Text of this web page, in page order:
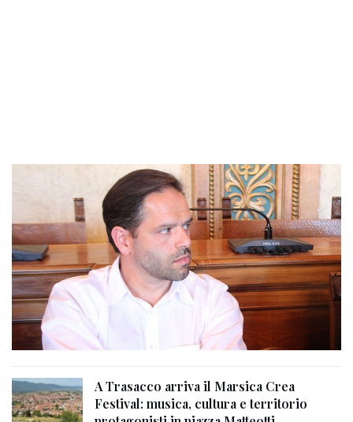
A Trasacco arriva il Marsica Crea
Festival: musica, cultura e territorio